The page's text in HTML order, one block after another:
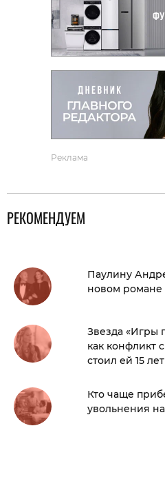
Реклама
РЕКОМЕНДУЕМ
Паулину
новом романе
Звезда «Игры
как конфликт
стоил ей 15
Кто чаще
увольнения